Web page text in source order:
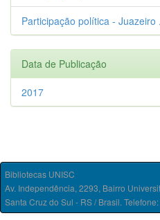
Participação política - Juazeiro
Data de Publicação
2017
Bibliotecas UNISC
Av. Independência, 2293, Bairro
Santa Cruz do Sul - RS / Brasil.